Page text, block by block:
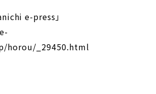
e-press」
horou/_29450.html